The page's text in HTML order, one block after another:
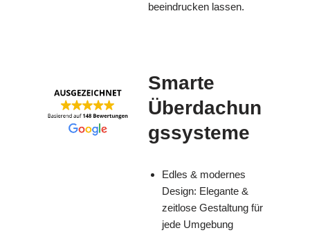
beeindrucken lassen.
Smarte
Überdachun
gssysteme
Edles & modernes
Design: Elegante &
zeitlose Gestaltung für
jede Umgebung